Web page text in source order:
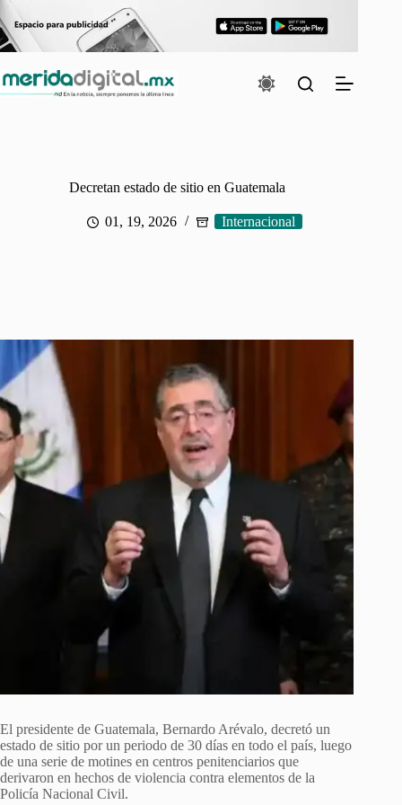
al
contenido
Decretan estado de sitio en Guatemala
01, 19, 2026 Internacional
El presidente de Guatemala, Bernardo Arévalo, decretó un
estado de sitio por un periodo de 30 días en todo el país, luego
de una serie de motines en centros penitenciarios que
derivaron en hechos de violencia contra elementos de la
Policía Nacional Civil.